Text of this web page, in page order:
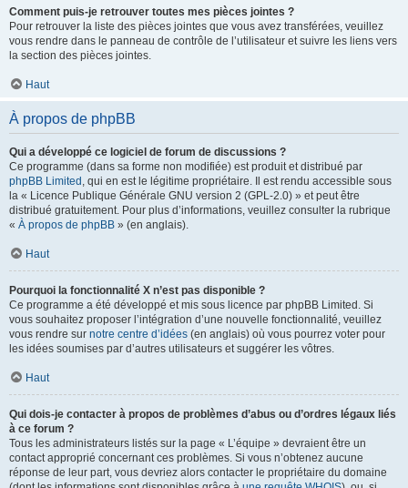
Comment puis-je retrouver toutes mes pièces jointes ?
Pour retrouver la liste des pièces jointes que vous avez transférées, veuillez
vous rendre dans le panneau de contrôle de l’utilisateur et suivre les liens vers
la section des pièces jointes.
Haut
À propos de phpBB
Qui a développé ce logiciel de forum de discussions ?
Ce programme (dans sa forme non modifiée) est produit et distribué par
phpBB Limited , qui en est le légitime propriétaire. Il est rendu accessible sous
la « Licence Publique Générale GNU version 2 (GPL-2.0) » et peut être
distribué gratuitement. Pour plus d’informations, veuillez consulter la rubrique
« À propos de phpBB » (en anglais).
Haut
Pourquoi la fonctionnalité X n’est pas disponible ?
Ce programme a été développé et mis sous licence par phpBB Limited. Si
vous souhaitez proposer l’intégration d’une nouvelle fonctionnalité, veuillez
vous rendre sur notre centre d’idées (en anglais) où vous pourrez voter pour
les idées soumises par d’autres utilisateurs et suggérer les vôtres.
Haut
Qui dois-je contacter à propos de problèmes d’abus ou d’ordres légaux liés
à ce forum ?
Tous les administrateurs listés sur la page « L’équipe » devraient être un
contact approprié concernant ces problèmes. Si vous n’obtenez aucune
réponse de leur part, vous devriez alors contacter le propriétaire du domaine